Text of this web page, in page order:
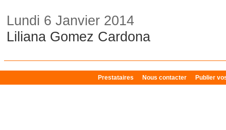
Lundi 6 Janvier 2014
Liliana Gomez Cardona
Prestataires Nous contacter Publier